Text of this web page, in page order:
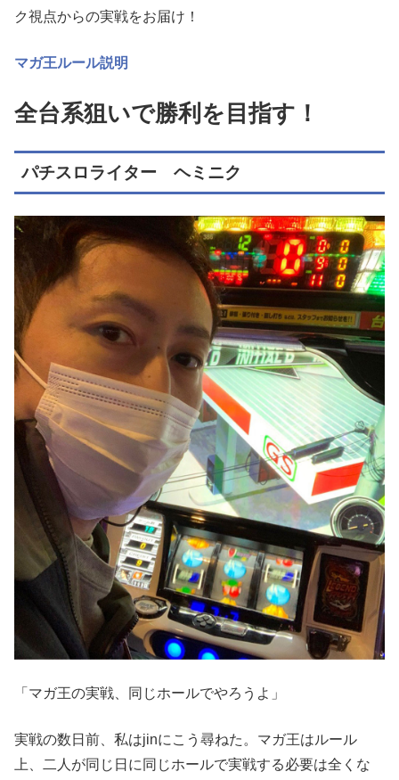
ク視点からの実戦をお届け！
マガ王ルール説明
全台系狙いで勝利を目指す！
パチスロライター ヘミニク
「マガ王の実戦、同じホールでやろうよ」
実戦の数日前、私はjinにこう尋ねた。マガ王はルール
上、二人が同じ日に同じホールで実戦する必要は全くな